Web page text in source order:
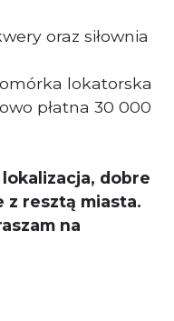
oraz siłownia
lokatorska
płatna 30 000
dobre
z resztą miasta.
na